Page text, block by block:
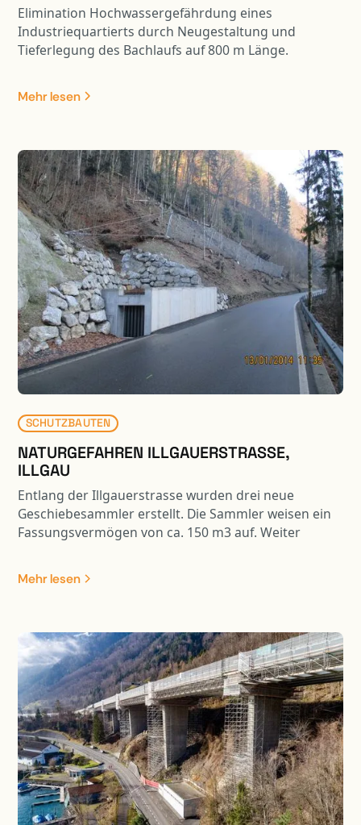
Elimination Hochwassergefährdung eines
Industriequartierts durch Neugestaltung und
Tieferlegung des Bachlaufs auf 800 m Länge.
Bezirksstrassenbrücke, Ausscheidung
Gewässerraum, Anpassung Riedfläche und
Mehr lesen
SCHUTZBAUTEN
NATURGEFAHREN ILLGAUERSTRASSE,
ILLGAU
Entlang der Illgauerstrasse wurden drei neue
Geschiebesammler erstellt. Die Sammler weisen ein
Fassungsvermögen von ca. 150 m3 auf. Weiter
erfolgten unter Verkehr.
Mehr lesen